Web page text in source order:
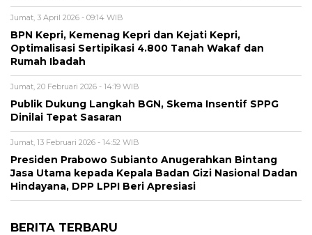
Jumat, 3 April 2026 - 09:14 WIB
BPN Kepri, Kemenag Kepri dan Kejati Kepri,
Optimalisasi Sertipikasi 4.800 Tanah Wakaf dan
Rumah Ibadah
Jumat, 20 Februari 2026 - 14:19 WIB
Publik Dukung Langkah BGN, Skema Insentif SPPG
Dinilai Tepat Sasaran
Jumat, 13 Februari 2026 - 14:52 WIB
Presiden Prabowo Subianto Anugerahkan Bintang
Jasa Utama kepada Kepala Badan Gizi Nasional Dadan
Hindayana, DPP LPPI Beri Apresiasi
BERITA TERBARU